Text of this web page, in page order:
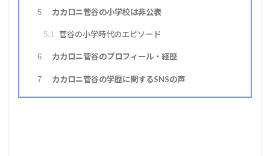
5 カカロニ菅谷の小学校は非公表
5.1 菅谷の小学時代のエピソード
6 カカロニ菅谷のプロフィール・経歴
7 カカロニ菅谷の学歴に関するSNSの声